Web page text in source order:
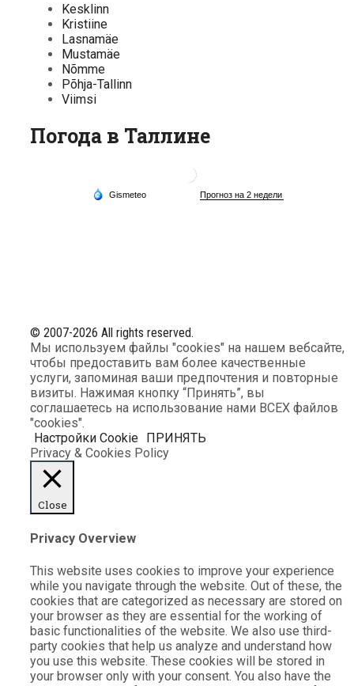
Kesklinn
Kristiine
Lasnamäe
Mustamäe
Nõmme
Põhja-Tallinn
Viimsi
Погода в Таллине
© 2007-2026 All rights reserved.
Мы используем файлы "cookies" на нашем вебсайте,
чтобы предоставить вам более качественные
услуги, запоминая ваши предпочтения и повторные
визиты. Нажимая кнопку “Принять”, вы
соглашаетесь на использование нами ВСЕХ файлов
"cookies".
Настройки Cookie
ПРИНЯТЬ
Privacy & Cookies Policy
Close
Privacy Overview
This website uses cookies to improve your experience
while you navigate through the website. Out of these, the
cookies that are categorized as necessary are stored on
your browser as they are essential for the working of
basic functionalities of the website. We also use third-
party cookies that help us analyze and understand how
you use this website. These cookies will be stored in
your browser only with your consent. You also have the